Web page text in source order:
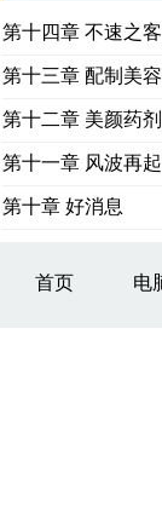
第十四章 不速之
第十三章 配制美
第十二章 美颜药剂
第十一章 风波再起
第十章 好消息
首页 电